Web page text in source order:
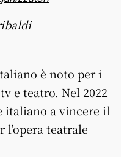
è noto per i
e teatro. Nel 2022
italiano a vincere il
l’opera teatrale